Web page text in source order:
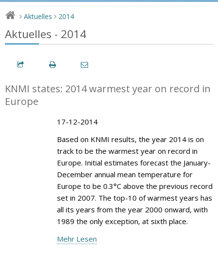
> Aktuelles > 2014
Aktuelles - 2014
KNMI states: 2014 warmest year on record in
Europe
17-12-2014
Based on KNMI results, the year 2014 is on
track to be the warmest year on record in
Europe. Initial estimates forecast the January-
December annual mean temperature for
Europe to be 0.3°C above the previous record
set in 2007. The top-10 of warmest years has
all its years from the year 2000 onward, with
1989 the only exception, at sixth place.
Mehr Lesen